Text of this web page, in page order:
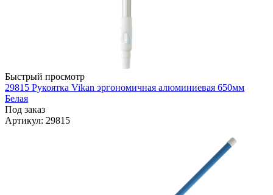
Быстрый просмотр
29815 Рукоятка Vikan эргономичная алюминиевая 650мм
Белая
Под заказ
Артикул: 29815